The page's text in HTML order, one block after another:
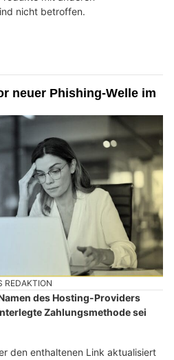
nicht betroffen.
neuer Phishing-Welle im
REDAKTION
des Hosting-Providers
Zahlungsmethode sei
den enthaltenen Link aktualisiert